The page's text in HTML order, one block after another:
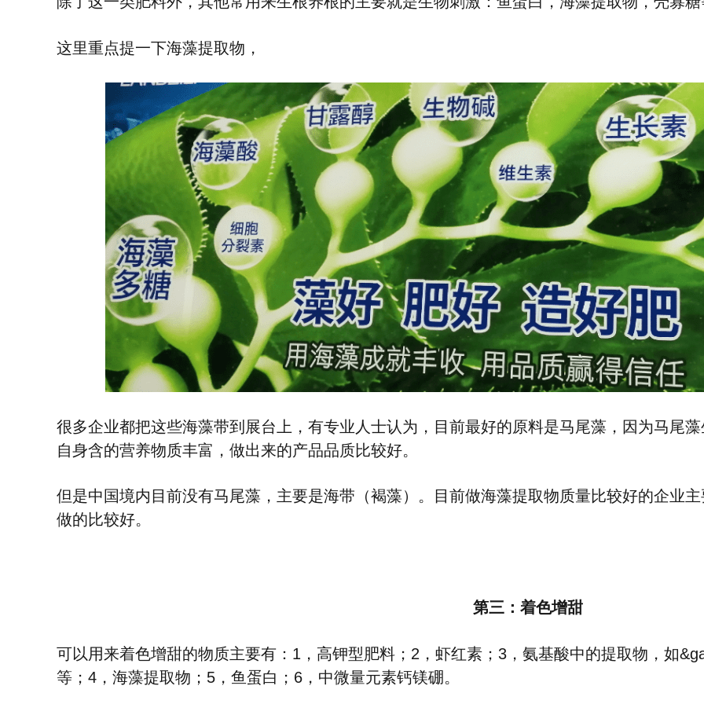
这里重点提一下海藻提取物，
很多企业都把这些海藻带到展台上，有专业人士认为，目前最好的原料是马尾藻，因为马尾
自身含的营养物质丰富，做出来的产品品质比较好。
但是中国境内目前没有马尾藻，主要是海带（褐藻）。
目前做海藻提取物质量比较好的企业
做的比较好。
第三：着色增甜
可以用来着色增甜的物质主要有：1，高钾型肥料；2，虾红素；3，氨基酸中的提取物，如
等；4，海藻提取物；5，鱼蛋白；6，中微量元素钙镁硼。